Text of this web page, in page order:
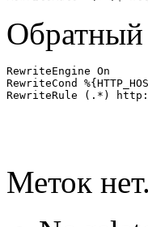
RewriteEngine On
RewriteCond
Меток